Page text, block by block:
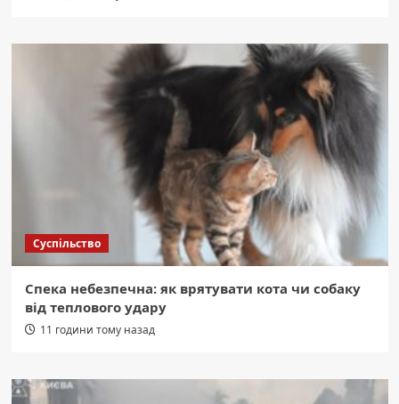
Суспільство
Спека небезпечна: як врятувати кота чи собаку
від теплового удару
11 години тому назад